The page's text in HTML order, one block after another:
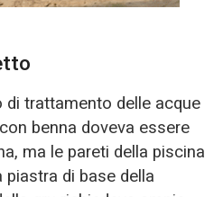
di trattamento delle acque
benna doveva essere
ma le pareti della piscina
di base della